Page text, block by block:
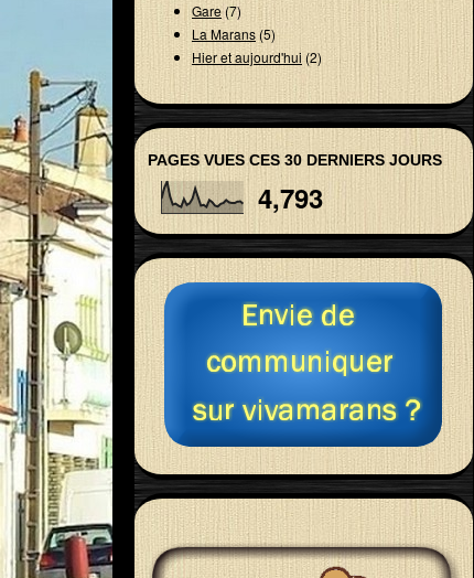
Gare (7)
La Marans(5)
Hier et aujourd'hui (2)
PAGES VUES CES 30 DERNIERS JOURS
4,793